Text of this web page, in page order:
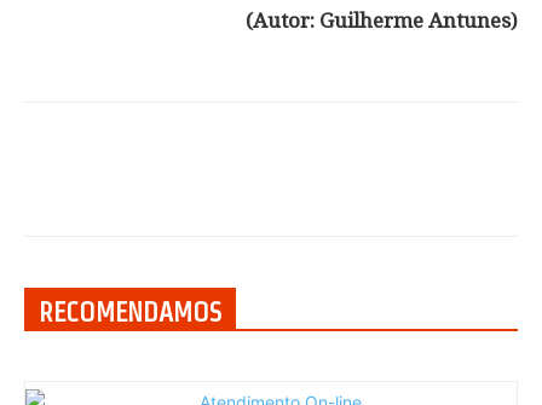
(Autor: Guilherme Antunes)
RECOMENDAMOS